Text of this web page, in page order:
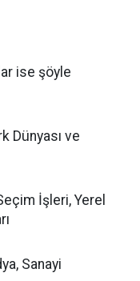
ise şöyle
Dünyası ve
İşleri, Yerel
Sanayi